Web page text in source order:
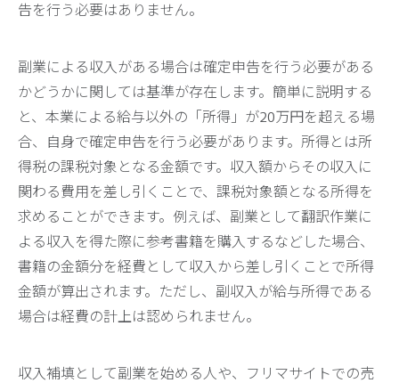
告を行う必要はありません。
副業による収入がある場合は確定申告を行う必要がある
かどうかに関しては基準が存在します。簡単に説明する
と、本業による給与以外の「所得」が20万円を超える場
合、自身で確定申告を行う必要があります。所得とは所
得税の課税対象となる金額です。収入額からその収入に
関わる費用を差し引くことで、課税対象額となる所得を
求めることができます。例えば、副業として翻訳作業に
よる収入を得た際に参考書籍を購入するなどした場合、
書籍の金額分を経費として収入から差し引くことで所得
金額が算出されます。ただし、副収入が給与所得である
場合は経費の計上は認められません。
収入補填として副業を始める人や、フリマサイトでの売